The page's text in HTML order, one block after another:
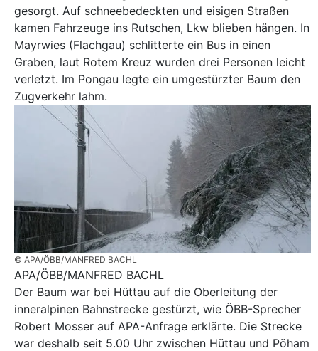
gesorgt. Auf schneebedeckten und eisigen Straßen
kamen Fahrzeuge ins Rutschen, Lkw blieben hängen. In
Mayrwies (Flachgau) schlitterte ein Bus in einen
Graben, laut Rotem Kreuz wurden drei Personen leicht
verletzt. Im Pongau legte ein umgestürzter Baum den
Zugverkehr lahm.
© APA/ÖBB/MANFRED BACHL
APA/ÖBB/MANFRED BACHL
Der Baum war bei Hüttau auf die Oberleitung der
inneralpinen Bahnstrecke gestürzt, wie ÖBB-Sprecher
Robert Mosser auf APA-Anfrage erklärte. Die Strecke
war deshalb seit 5.00 Uhr zwischen Hüttau und Pöham